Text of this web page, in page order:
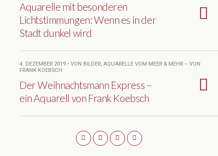
Aquarelle mit besonderen
Lichtstimmungen: Wenn es in der
Stadt dunkel wird
4. DEZEMBER 2019 • VON BILDER, AQUARELLE VOM MEER & MEHR – VON
FRANK KOEBSCH
Der Weihnachtsmann Express –
ein Aquarell von Frank Koebsch